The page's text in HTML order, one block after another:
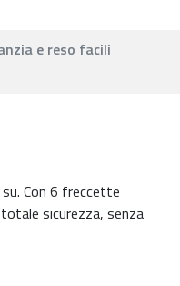
e reso facili
Con 6 freccette
sicurezza, senza